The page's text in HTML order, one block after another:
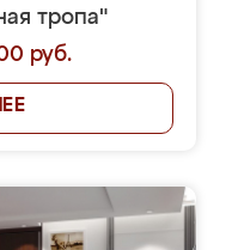
тропа"
руб.